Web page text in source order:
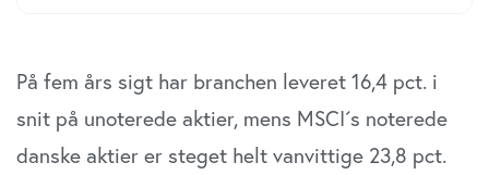
På fem års sigt har branchen leveret 16,4 pct. i
snit på unoterede aktier, mens MSCI´s noterede
danske aktier er steget helt vanvittige 23,8 pct.